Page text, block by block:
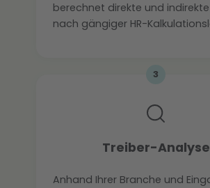
berechnet direkte und
nach gängiger HR-
3
Treiber-Analyse
Anhand Ihrer Branche und